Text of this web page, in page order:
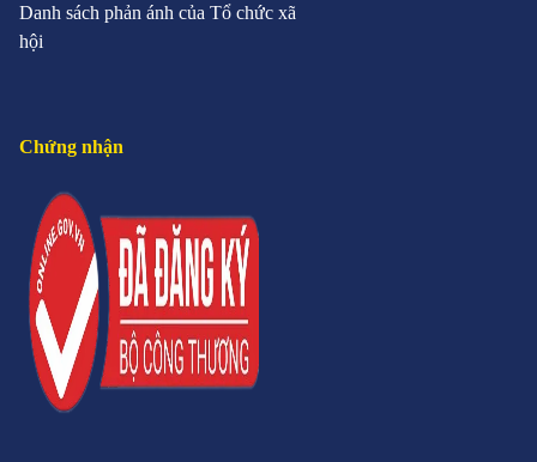
Danh sách phản ánh của Tổ chức xã
hội
Chứng nhận